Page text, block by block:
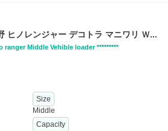
ヒノレンジャー デコトラ マニワリ Ｗ...
ranger Middle Vehible loader *********
Size
Middle
Capacity